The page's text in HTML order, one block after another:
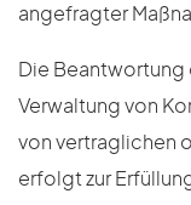
angefragter
Die
Verwaltung von
von vertraglichen
erfolgt zur